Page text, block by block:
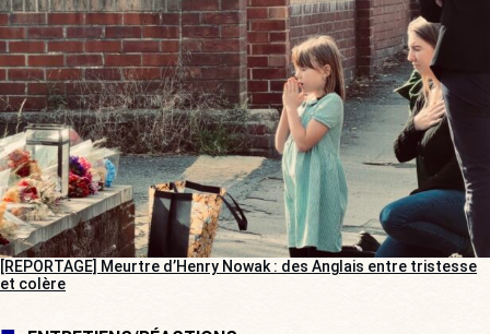
[REPORTAGE] Meurtre d’Henry Nowak : des Anglais entre tristesse
et colère